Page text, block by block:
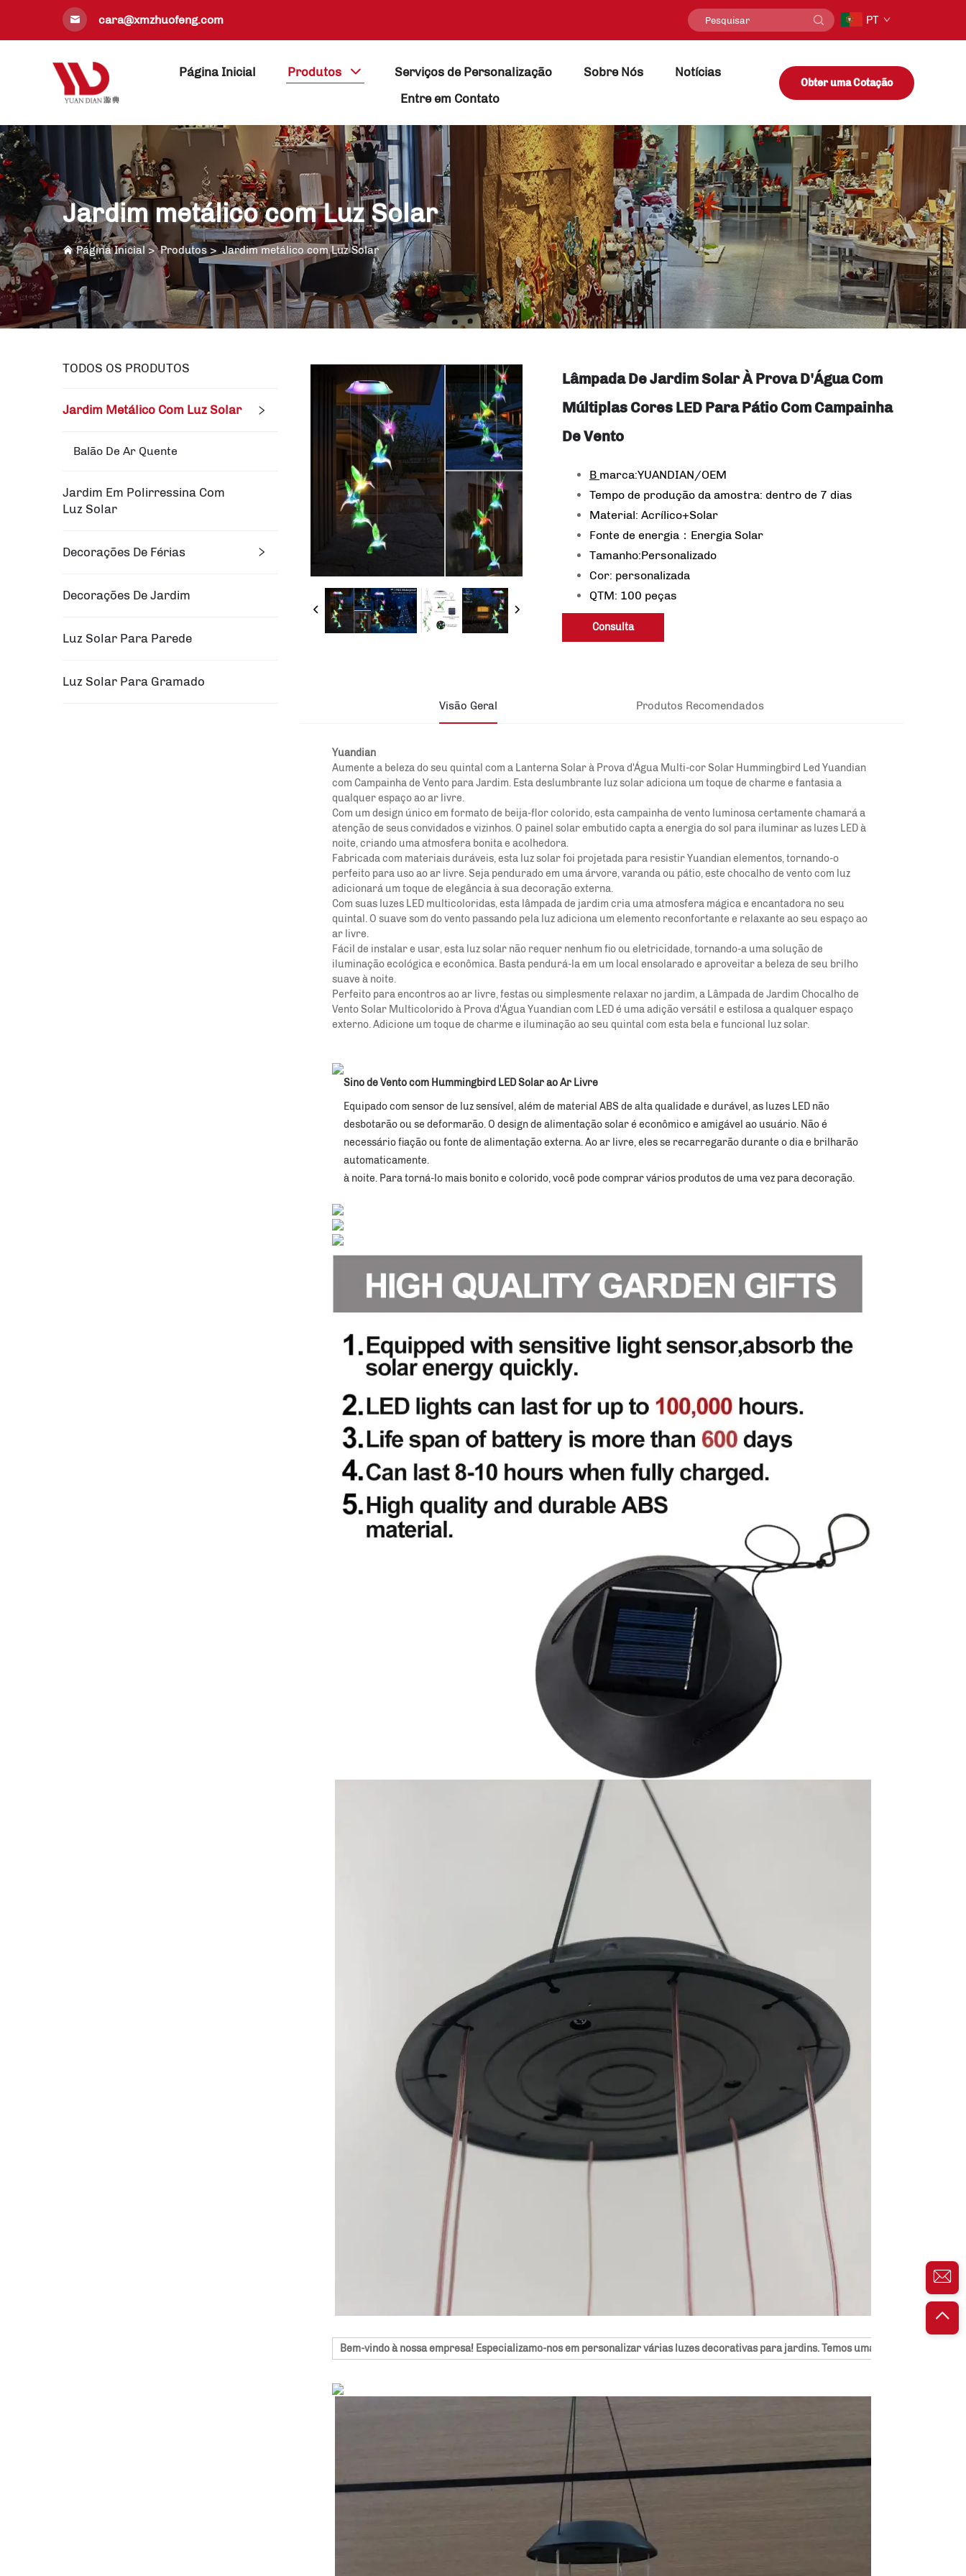
cara@xmzhuofeng.com PT
Página Inicial Produtos Serviços de Personalização Sobre Nós
Notícias
Entre em Contato
Obter uma Cotação
Jardim metálico com Luz Solar
Página Inicial>Produtos>Jardim metálico com Luz Solar
TODOS OS PRODUTOS
Jardim Metálico Com Luz Solar
Balão De Ar Quente
Jardim Em Polirressina Com
Luz Solar
Decorações De Férias
Decorações De Jardim
Luz Solar Para Parede
Luz Solar Para Gramado
Lâmpada De Jardim Solar À Prova D'Água Com
Múltiplas Cores LED Para Pátio Com Campainha
De Vento
B marca:YUANDIAN/OEM
Tempo de produção da amostra: dentro de 7 dias
Material: Acrílico+Solar
Fonte de energia：Energia Solar
Tamanho:Personalizado
Cor: personalizada
QTM: 100 peças
Consulta
Visão Geral Produtos Recomendados
Yuandian
Aumente a beleza do seu quintal com a Lanterna Solar à Prova d'Água Multi-cor Solar Hummingbird Led Yuandian
com Campainha de Vento para Jardim. Esta deslumbrante luz solar adiciona um toque de charme e fantasia a
qualquer espaço ao ar livre.
Com um design único em formato de beija-flor colorido, esta campainha de vento luminosa certamente chamará a
atenção de seus convidados e vizinhos. O painel solar embutido capta a energia do sol para iluminar as luzes LED à
noite, criando uma atmosfera bonita e acolhedora.
Fabricada com materiais duráveis, esta luz solar foi projetada para resistirYuandianelementos, tornando-o
perfeito para uso ao ar livre. Seja pendurado em uma árvore, varanda ou pátio, este chocalho de vento com luz
adicionará um toque de elegância à sua decoração externa.
Com suas luzes LED multicoloridas, esta lâmpada de jardim cria uma atmosfera mágica e encantadora no seu
quintal. O suave som do vento passando pela luz adiciona um elemento reconfortante e relaxante ao seu espaço ao
ar livre.
Fácil de instalar e usar, esta luz solar não requer nenhum fio ou eletricidade, tornando-a uma solução de
iluminação ecológica e econômica. Basta pendurá-la em um local ensolarado e aproveitar a beleza de seu brilho
suave à noite.
Perfeito para encontros ao ar livre, festas ou simplesmente relaxar no jardim, a Lâmpada de Jardim Chocalho de
Vento Solar Multicolorido à Prova d'Água Yuandian com LED é uma adição versátil e estilosa a qualquer espaço
externo. Adicione um toque de charme e iluminação ao seu quintal com esta bela e funcional luz solar.
Sino de Vento com Hummingbird LED Solar ao Ar Livre
Equipado com sensor de luz sensível, além de material ABS de alta qualidade e durável, as luzes LED não
desbotarão ou se deformarão. O design de alimentação solar é econômico e amigável ao usuário. Não é
necessário fiação ou fonte de alimentação externa. Ao ar livre, eles se recarregarão durante o dia e brilharão
automaticamente.
à noite. Para torná-lo mais bonito e colorido, você pode comprar vários produtos de uma vez para decoração.
Bem-vindo à nossa empresa! Especializamo-nos em personalizar várias luzes decorativas para jardins. Temos uma equipe dedicada